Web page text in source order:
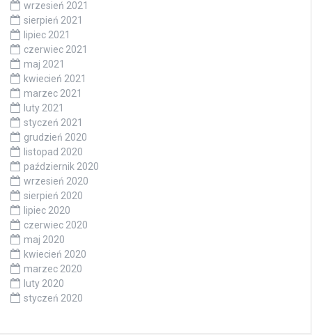
wrzesień 2021
sierpień 2021
lipiec 2021
czerwiec 2021
maj 2021
kwiecień 2021
marzec 2021
luty 2021
styczeń 2021
grudzień 2020
listopad 2020
październik 2020
wrzesień 2020
sierpień 2020
lipiec 2020
czerwiec 2020
maj 2020
kwiecień 2020
marzec 2020
luty 2020
styczeń 2020